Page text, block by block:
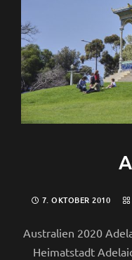
7. OKTOBER 2010
Australien 2020
Heimatstadt